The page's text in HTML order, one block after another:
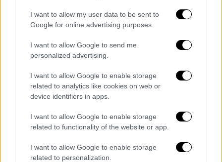
I want to allow my user data to be sent to
Google for online advertising purposes.
I want to allow Google to send me
personalized advertising.
I want to allow Google to enable storage
related to analytics like cookies on web or
device identifiers in apps.
I want to allow Google to enable storage
related to functionality of the website or app.
I want to allow Google to enable storage
related to personalization.
Τσίπρα, έχουν ήδη άλλωστε γίνει σχετικές
συζητήσεις. Παράλληλα ταιριάζουν στο
προφίλ που κρίνεται αυτή τη στιγμή
απαραίτητο προκειμένου το κόμμα να
προχωρήσει καθώς συγκεντρώνουν
χαρακτηριστικά τα οποία μπορούν να
συνενώσουν διάφορες τάσεις εντός
Ένας από τους δύο θα είναι πιθανότατα
υποψήφιος με την ομάδα των νέων
Ηλιόπουλος, Τζανακόπουλος κλπ
να τους στηρίζουν).